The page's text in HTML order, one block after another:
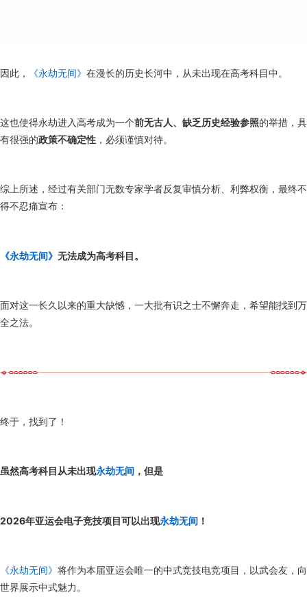
因此， 《永劫无间》 在漫长的历史长河中，从未出现在高考科目中。
这也使得永劫进入高考成为一个前无古人、缺乏历史经验参照的举措，具
有很强的政策不确定性 ，必须谨慎对待。
综上所述，经过有关部门无数专家学者反复审慎分析、利弊权衡，最终不
得不忍痛宣布：
《永劫无间》 无法成为高考科目。
面对这一长久以来的重大缺憾，一大批有识之士不懈奔走，希望能找到万
全之法。
终于，找到了！
虽然高考科目从未出现永劫无间 ，但是
2026年亚运会电子竞技项目可以出现永劫无间 ！
《永劫无间》 将作为本届亚运会唯一的中式竞技电竞项目，以武会友，向
世界展示中式魅力。